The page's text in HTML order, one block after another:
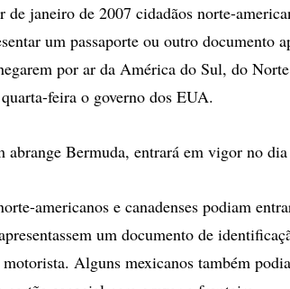
janeiro de 2007 cidadãos norte-
um passaporte ou outro documento
por ar da América do Sul, do
feira o governo dos EUA.
abrange Bermuda, entrará em vigor no
americanos e canadenses podiam
um documento de
Alguns mexicanos também